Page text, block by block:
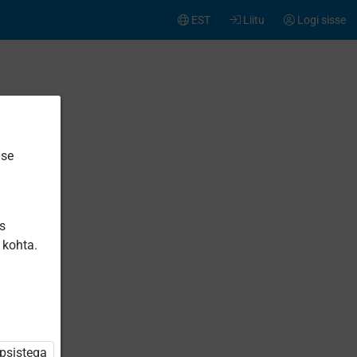
Logi sisse
Liitu
EST